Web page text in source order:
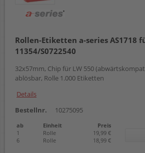
Rollen-Etiketten a-series AS1718
11354/S0722540
32x57mm, Chip für LW 550
ablösbar, Rolle 1.000 Etiketten
Details
Bestellnr.
10275095
ab Einheit
Preis
1
Rolle
19,99 €
6
Rolle 18,99 €